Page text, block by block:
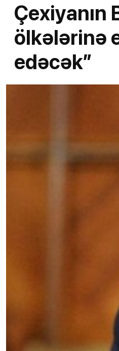
Çexiyanın
ölkələrinə
edəcək”